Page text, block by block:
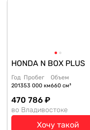
HONDA N BOX PLUS
Год
2013
Пробег
53 000 км
Объем
660 см³
470 786 ₽
во Владивостоке
Хочу такой